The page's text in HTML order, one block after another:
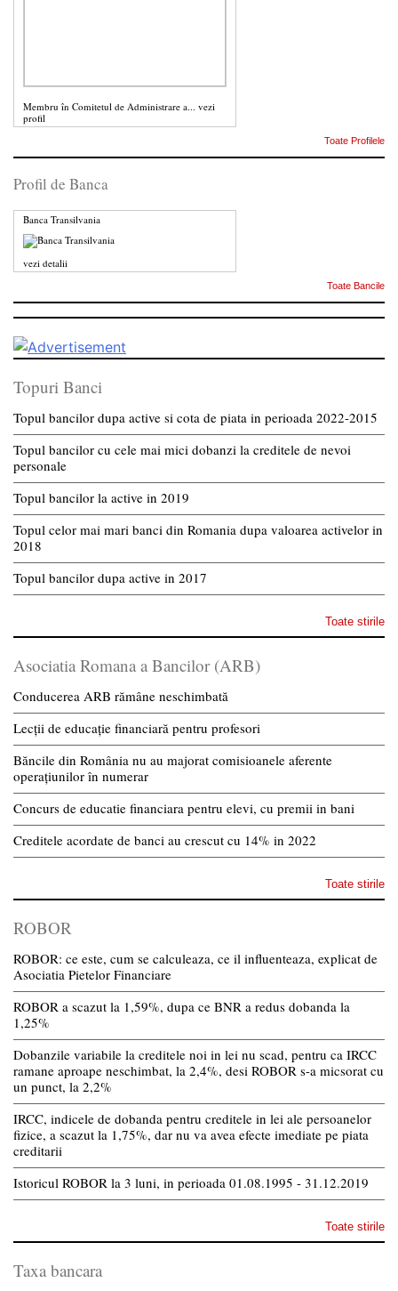
Membru în Comitetul de Administrare a... vezi
profil
Toate Profilele
Profil de Banca
Banca Transilvania
vezi detalii
Toate Bancile
Topuri Banci
Topul bancilor dupa active si cota de piata in perioada 2022-2015
Topul bancilor cu cele mai mici dobanzi la creditele de nevoi
personale
Topul bancilor la active in 2019
Topul celor mai mari banci din Romania dupa valoarea activelor in
2018
Topul bancilor dupa active in 2017
Toate stirile
Asociatia Romana a Bancilor (ARB)
Conducerea ARB rămâne neschimbată
Lecții de educație financiară pentru profesori
Băncile din România nu au majorat comisioanele aferente
operațiunilor în numerar
Concurs de educatie financiara pentru elevi, cu premii in bani
Creditele acordate de banci au crescut cu 14% in 2022
Toate stirile
ROBOR
ROBOR: ce este, cum se calculeaza, ce il influenteaza, explicat de
Asociatia Pietelor Financiare
ROBOR a scazut la 1,59%, dupa ce BNR a redus dobanda la
1,25%
Dobanzile variabile la creditele noi in lei nu scad, pentru ca IRCC
ramane aproape neschimbat, la 2,4%, desi ROBOR s-a micsorat cu
un punct, la 2,2%
IRCC, indicele de dobanda pentru creditele in lei ale persoanelor
fizice, a scazut la 1,75%, dar nu va avea efecte imediate pe piata
creditarii
Istoricul ROBOR la 3 luni, in perioada 01.08.1995 - 31.12.2019
Toate stirile
Taxa bancara